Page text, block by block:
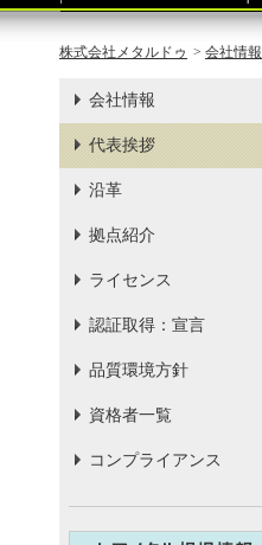
株式会社メタルドゥ > 会社情報
会社情報
代表挨拶
沿革
拠点紹介
ライセンス
認証取得：宣言
品質環境方針
資格者一覧
コンプライアンス